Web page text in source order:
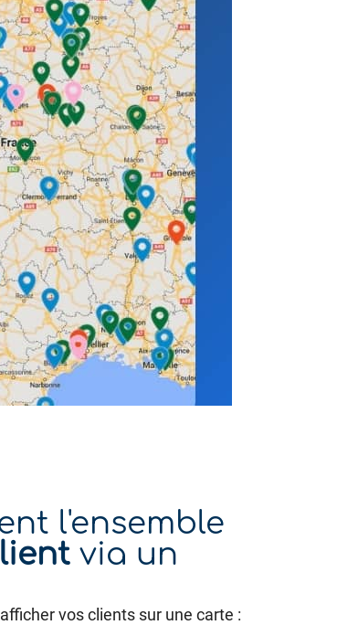
l'ensemble
via un
vos clients sur une carte :